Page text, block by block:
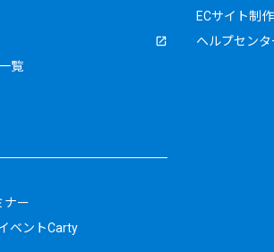
覧
ECサイト制
ヘルプセンタ
ナー
ベントCarty